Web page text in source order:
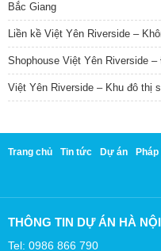
Bắc Giang
Liền kề Việt Yên Riverside –
Shophouse Việt Yên Riverside
Việt Yên Riverside – Khu đô thị
Trang chủ Tin tức Dự án
THÔNG TIN DỰ ÁN HÀ NỘI
Tel: 0986 866 790